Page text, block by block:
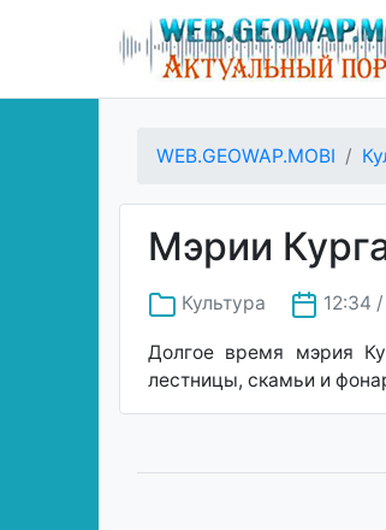
WEB.GEOWAP.MOBI
Мэрии
Культура 12:34
Долгое время мэрия
лестницы, скамьи и